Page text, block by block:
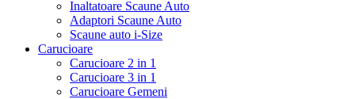
Inaltatoare Scaune Auto
Adaptori Scaune Auto
Scaune auto i-Size
Carucioare
Carucioare 2 in 1
Carucioare 3 in 1
Carucioare Gemeni